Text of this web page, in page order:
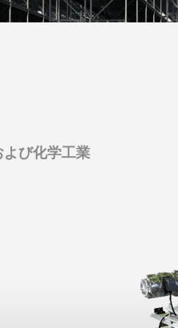
よび化学工業